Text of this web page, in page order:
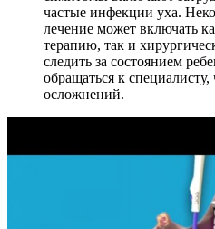
частые инфекции уха.
лечение может включать
терапию, так и
следить за состоянием
обращаться к
осложнений.